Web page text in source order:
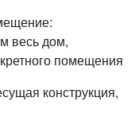
весь дом,
помещения
конструкция,